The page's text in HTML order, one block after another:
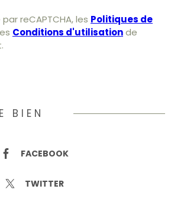
reCAPTCHA, les Politiques de
Conditions d'utilisationde
BIEN
FACEBOOK
TWITTER